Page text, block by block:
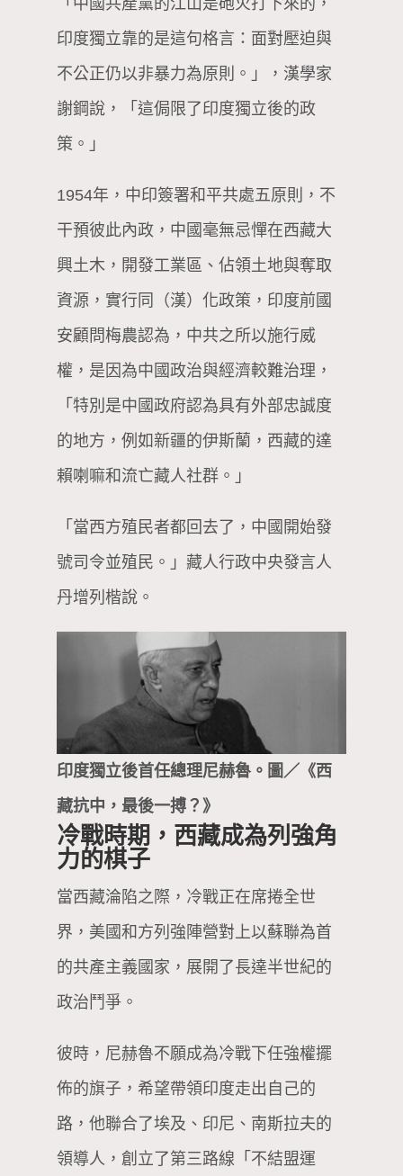
印度獨立靠的是這句格言：面對壓迫與
不公正仍以非暴力為原則。」，漢學家
謝鋼說，「這侷限了印度獨立後的政
策。」
1954年，中印簽署和平共處五原則，不
干預彼此內政，中國毫無忌憚在西藏大
興土木，開發工業區、佔領土地與奪取
資源，實行同（漢）化政策，印度前國
安顧問梅農認為，中共之所以施行威
權，是因為中國政治與經濟較難治理，
「特別是中國政府認為具有外部忠誠度
的地方，例如新疆的伊斯蘭，西藏的達
賴喇嘛和流亡藏人社群。」
「當西方殖民者都回去了，中國開始發
號司令並殖民。」藏人行政中央發言人
丹增列楷說。
印度獨立後首任總理尼赫魯。圖／《西
藏抗中，最後一搏？》
冷戰時期，西藏成為列強角
力的棋子
當西藏淪陷之際，冷戰正在席捲全世
界，美國和方列強陣營對上以蘇聯為首
的共產主義國家，展開了長達半世紀的
政治鬥爭。
彼時，尼赫魯不願成為冷戰下任強權擺
佈的旗子，希望帶領印度走出自己的
路，他聯合了埃及、印尼、南斯拉夫的
領導人，創立了第三路線「不結盟運